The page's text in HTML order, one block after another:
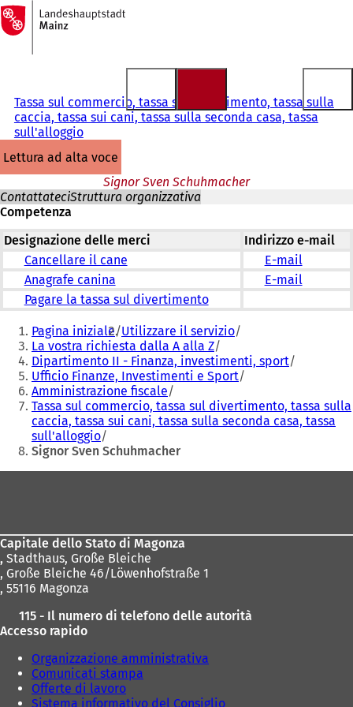
Vai al contenuto
Alla
pagina
iniziale
Tassa sul commercio, tassa sul divertimento, tassa sulla
caccia, tassa sui cani, tassa sulla seconda casa, tassa
sull'alloggio
lettura ad alta voce
Signor Sven Schuhmacher
ContattateciStruttura organizzativa
Competenza
Designazione delle merci
Indirizzo e-mail
Cancellare il cane
E-mail
Anagrafe canina
E-mail
Pagare la tassa sul divertimento
Siete
qui:
Pagina iniziale Utilizzare il servizio
La vostra richiesta dalla A alla Z
Dipartimento II - Finanza, investimenti, sport
Ufficio Finanze, Investimenti e Sport
Amministrazione fiscale
Tassa sul commercio, tassa sul divertimento, tassa sulla
caccia, tassa sui cani, tassa sulla seconda casa, tassa
sull'alloggio
Signor Sven Schuhmacher
Capitale dello Stato di Magonza
, Stadthaus, Große Bleiche
, Große Bleiche 46/Löwenhofstraße 1
, 55116 Magonza
115 - Il numero di telefono delle autorità
Accesso rapido
Organizzazione amministrativa
Comunicati stampa
Offerte di lavoro
Sistema informativo del Consiglio